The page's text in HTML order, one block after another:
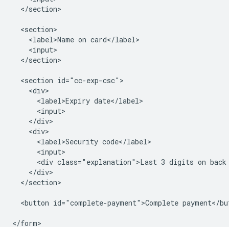
  </section>
  <section>
    <label>Name on card</label>
    <input>
  </section>
  <section id="cc-exp-csc">
    <div>
      <label>Expiry date</label>
      <input>
    </div>
    <div>
      <label>Security code</label>
      <input>
<div class="explanation">Last 3 digits on back
    </div>
  </section>
<button id="complete-payment">Complete payment</